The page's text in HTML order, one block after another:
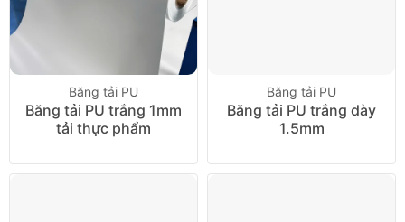
Băng tải PU
Băng tải PU trắng 1mm
tải thực phẩm
Băng tải PU
Băng tải PU trắng dày
1.5mm